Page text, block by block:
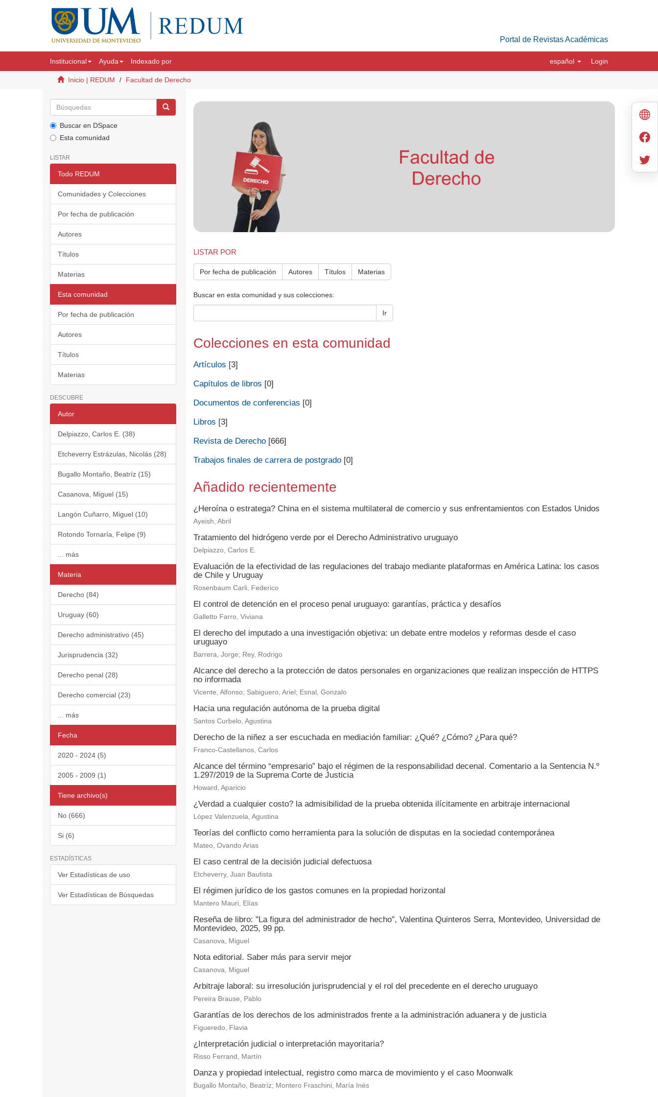
Portal de Revistas Académicas
Institucional Ayuda Indexado por español Login
Inicio | REDUM Facultad de Derecho
Buscar en DSpace
Esta comunidad
LISTAR
Todo REDUM
Comunidades y Colecciones
Por fecha de publicación
Autores
Títulos
Materias
Esta comunidad
Por fecha de publicación
Autores
Títulos
Materias
DESCUBRE
Autor
Delpiazzo, Carlos E. (38)
Etcheverry Estrázulas, Nicolás (28)
Bugallo Montaño, Beatríz (15)
Casanova, Miguel (15)
Langón Cuñarro, Miguel (10)
Rotondo Tornaría, Felipe (9)
... más
Materia
Derecho (84)
Uruguay (60)
Derecho administrativo (45)
Jurisprudencia (32)
Derecho penal (28)
Derecho comercial (23)
... más
Fecha
2020 - 2024 (5)
2005 - 2009 (1)
Tiene archivo(s)
No (666)
Si (6)
ESTADÍSTICAS
Ver Estadísticas de uso
Ver Estadísticas de Búsquedas
LISTAR POR
Por fecha de publicación Autores Títulos Materias
Buscar en esta comunidad y sus colecciones:
Ir
Colecciones en esta comunidad
Artículos [3]
Capítulos de libros [0]
Documentos de conferencias [0]
Libros [3]
Revista de Derecho[666]
Trabajos finales de carrera de postgrado[0]
Añadido recientemente
¿Heroína o estratega? China en el sistema multilateral de comercio y sus enfrentamientos con Estados Unidos
Ayeish, Abril
Tratamiento del hidrógeno verde por el Derecho Administrativo uruguayo
Delpiazzo, Carlos E.
Evaluación de la efectividad de las regulaciones del trabajo mediante plataformas en América Latina: los casos
de Chile y Uruguay
Rosenbaum Carli, Federico
El control de detención en el proceso penal uruguayo: garantías, práctica y desafíos
Galletto Farro, Viviana
El derecho del imputado a una investigación objetiva: un debate entre modelos y reformas desde el caso
uruguayo
Barrera, Jorge; Rey, Rodrigo
Alcance del derecho a la protección de datos personales en organizaciones que realizan inspección de HTTPS
no informada
Vicente, Alfonso; Sabiguero, Ariel; Esnal, Gonzalo
Hacia una regulación autónoma de la prueba digital
Santos Curbelo, Agustina
Derecho de la niñez a ser escuchada en mediación familiar: ¿Qué? ¿Cómo? ¿Para qué?
Franco-Castellanos, Carlos
Alcance del término “empresario” bajo el régimen de la responsabilidad decenal. Comentario a la Sentencia N.º
1.297/2019 de la Suprema Corte de Justicia
Howard, Aparicio
¿Verdad a cualquier costo? la admisibilidad de la prueba obtenida ilícitamente en arbitraje internacional
López Valenzuela, Agustina
Teorías del conflicto como herramienta para la solución de disputas en la sociedad contemporánea
Mateo, Ovando Arias
El caso central de la decisión judicial defectuosa
Etcheverry, Juan Bautista
El régimen jurídico de los gastos comunes en la propiedad horizontal
Mantero Mauri, Elías
Reseña de libro: "La figura del administrador de hecho", Valentina Quinteros Serra, Montevideo, Universidad de
Montevideo, 2025, 99 pp.
Casanova, Miguel
Nota editorial. Saber más para servir mejor
Casanova, Miguel
Arbitraje laboral: su irresolución jurisprudencial y el rol del precedente en el derecho uruguayo
Pereira Brause, Pablo
Garantías de los derechos de los administrados frente a la administración aduanera y de justicia
Figueredo, Flavia
¿Interpretación judicial o interpretación mayoritaria?
Risso Ferrand, Martín
Danza y propiedad intelectual, registro como marca de movimiento y el caso Moonwalk
Bugallo Montaño, Beatríz; Montero Fraschini, María Inés